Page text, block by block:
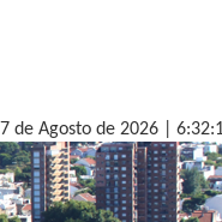
7 de Agosto de 2026 |